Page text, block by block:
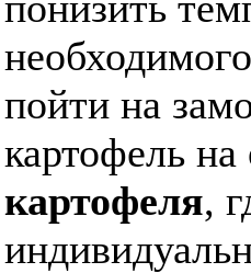
пойти на
картофель на
картофеля,